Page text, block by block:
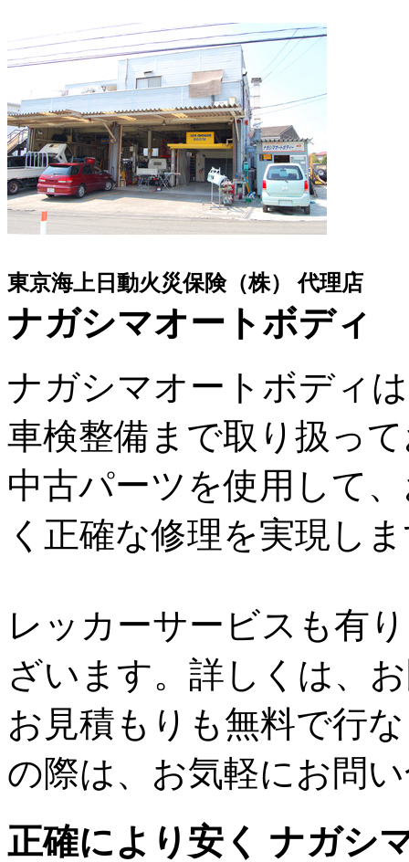
東京海上日動火災保険（株） 代理店
ナガシマオートボディ
ナガシマオートボディ
車検整備まで取り扱っ
中古パーツを使用して
く正確な修理を実現し
レッカーサービスも有
ざいます。詳しくは、
お見積もりも無料で行
の際は、お気軽にお問
正確により安く ナガシ